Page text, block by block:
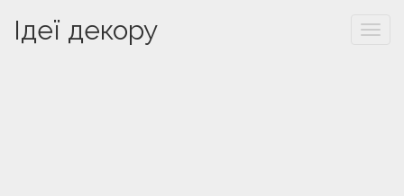
Ідеї декору